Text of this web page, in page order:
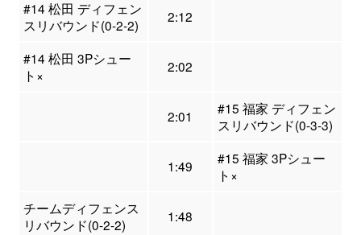
#14 松田 ディフェン
スリバウンド(0-2-2)
2:12
#14 松田 3Pシュー
ト×
2:02
2:01
#15 福家 ディフェン
スリバウンド(0-3-3)
1:49
#15 福家 3Pシュー
ト×
チームディフェンス
リバウンド(0-2-2)
1:48